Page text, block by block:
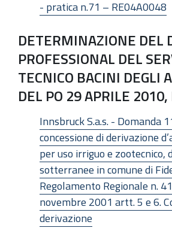
- pratica n.71 – RE04A0048
DETERMINAZIONE DEL
PROFESSIONAL DEL
TECNICO BACINI DEGLI
DEL PO 29 APRILE
Innsbruck S.a.s. - Domanda
concessione di derivazione
per uso irriguo e zootecnico,
sotterranee in comune di
Regolamento Regionale n.
novembre 2001 artt. 5 e 6.
derivazione